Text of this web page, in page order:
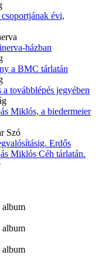
évi,
házban
a BMC tárlatán
továbblépés jegyében
Miklós, a biedermeier
Szó
Erdős
Miklós Céh tárlatán.
album
album
album